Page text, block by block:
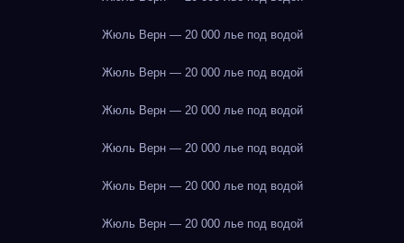
Жюль Верн — 20 000 лье под водой
Жюль Верн — 20 000 лье под водой
Жюль Верн — 20 000 лье под водой
Жюль Верн — 20 000 лье под водой
Жюль Верн — 20 000 лье под водой
Жюль Верн — 20 000 лье под водой